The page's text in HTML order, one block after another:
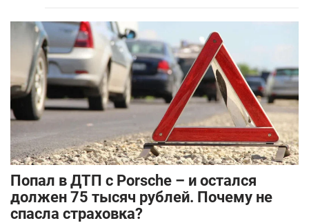
​Попал в ДТП с Porsche – и остался
должен 75 тысяч рублей. Почему не
спасла страховка?